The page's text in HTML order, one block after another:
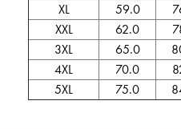
XL
59.0
XXL
62.0
3XL
65.0
4XL
70.0
5XL
75.0